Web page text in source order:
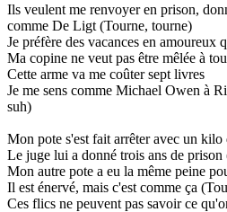
Ils veulent me renvoyer en prison,
comme De Ligt (Tourne, tourne)
Je préfère des vacances en amoureux
Ma copine ne veut pas être mêlée à
Cette arme va me coûter sept livres
Je me sens comme Michael Owen à
suh)
Mon pote s'est fait arrêter avec un
Le juge lui a donné trois ans de
Mon autre pote a eu la même peine
Il est énervé, mais c'est comme ça
Ces flics ne peuvent pas savoir ce